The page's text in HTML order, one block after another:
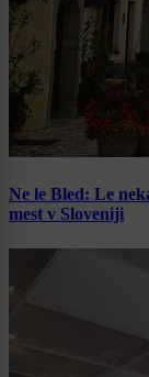
Ne le Bled: Le
mest v Sloveniji